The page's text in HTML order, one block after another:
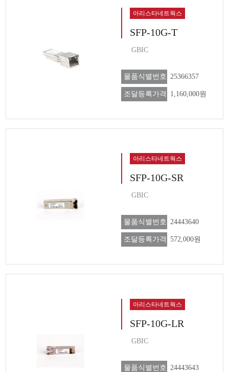
아리스타네트웍스
SFP-10G-T
GBIC
물품식별번호 25366357
조달등록가격 1,160,000원
아리스타네트웍스
SFP-10G-SR
GBIC
물품식별번호 24443640
조달등록가격 572,000원
아리스타네트웍스
SFP-10G-LR
GBIC
물품식별번호 24443643